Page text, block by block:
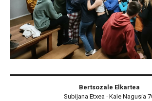
Bertsozale Elkartea
Subijana Etxea · Kale Nagusia